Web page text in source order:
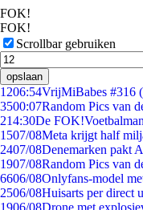
FOK!
FOK!
Scrollbar gebruiken
opslaan
1206:54VrijMiBabes #316
3500:07Random Pics van
214:30De
1507/08Meta krijgt half
2407/08Denemarken pakt
1907/08Random Pics van
6606/08Onlyfans-model
2506/08Huisarts per direct
1906/08Drone met